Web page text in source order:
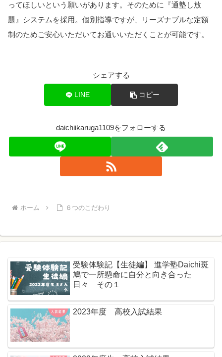
ってほしいという願いがあります。そのために『通塾し放
題』システムを採用。個別指導ですが、リーズナブルな定額
制のためご安心いただいてお通いいただくことが可能です。
シェアする
LINE コピー
daichiikaruga1109をフォローする
ホーム ６つのこだわり
受験体験記【生徒編】 進学塾Daichi斑
鳩で一所懸命に自分と向き合った
日々 その１
2023年度 高校入試結果